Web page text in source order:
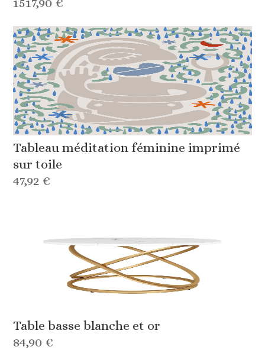
Tableau méditation féminine imprimé
sur toile
47,92 €
Table basse blanche et or
84,90 €